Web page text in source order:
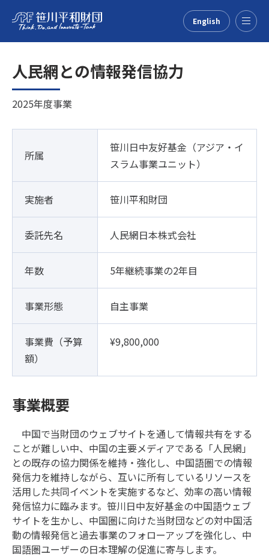
English
人民網との情報発信協力
2025年度事業
所属
笹川日中友好基金（アジア・イ
スラム事業ユニット）
実施者 笹川平和財団
委託先名 人民網日本株式会社
年数 5年継続事業の2年目
事業形態 自主事業
事業費（予算
額）
¥9,800,000
事業概要
中国で当財団のウェブサイトを通して情報共有をする
ことが難しい中、中国の主要メディアである「人民網」
との既存の協力関係を維持・強化し、中国語圏での情報
発信力を維持しながら、互いに所有しているリソースを
活用した共同イベントを実施するなど、効率の高い情報
発信協力に臨みます。笹川日中友好基金の中国語ウェブ
サイトを生かし、中国圏に向けた当財団などの対中国活
動の情報発信と過去事業のフォローアップを強化し、中
国語圏ユーザーの日本理解の促進に寄与します。